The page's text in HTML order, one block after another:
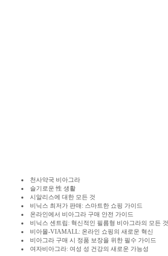
천사약국 비아그라
슬기로운 性 생활
시알리스에 대한 모든 것
비닉스 최저가 판매: 스마트한 쇼핑 가이드
온라인에서 비아그라 구매 안전 가이드
비닉스 센트립: 혁신적인 필름형 비아그라의 모든 것
비아몰-VIAMALL: 온라인 쇼핑의 새로운 혁신
비아그라 구매 시 정품 보장을 위한 필수 가이드
여자비아그라: 여성 성 건강의 새로운 가능성